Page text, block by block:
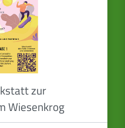
zur
Wiesenkrog